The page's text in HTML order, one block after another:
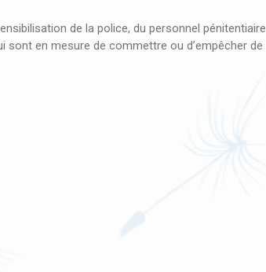
de la police, du personnel pénitentiaire
en mesure de commettre ou d’empêcher de